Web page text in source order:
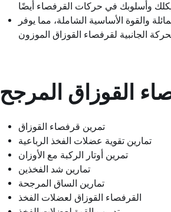
والقوة الأساسية الشاملة، مما يوفر
القوزاق المرجح
تمرين قرفصاء القوزاق
تمارين تقوية عضلات الفخذ الرباعية
تمرين أوتار الركبة مع الأوزان
تمارين شد الفخذين
تمارين الساق المرجحة
القرفصاء القوزاق لعضلات الفخذ